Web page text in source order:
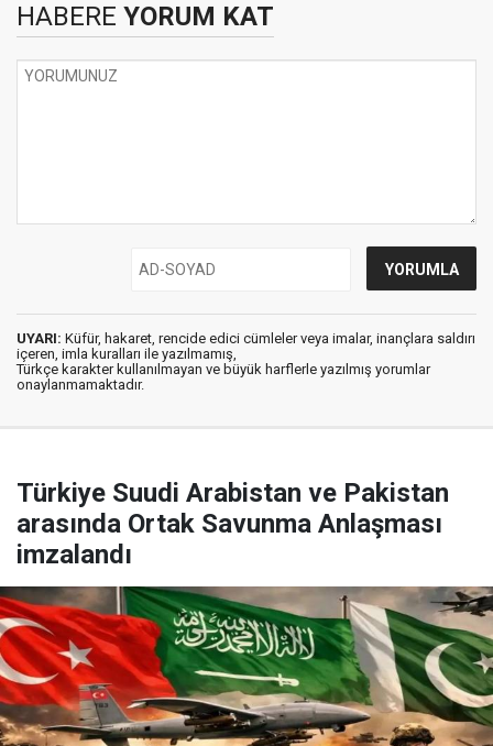
HABERE YORUM KAT
UYARI: Küfür, hakaret, rencide edici cümleler veya imalar, inançlara saldırı
içeren, imla kuralları ile yazılmamış,
Türkçe karakter kullanılmayan ve büyük harflerle yazılmış yorumlar
onaylanmamaktadır.
Türkiye Suudi Arabistan ve Pakistan
arasında Ortak Savunma Anlaşması
imzalandı